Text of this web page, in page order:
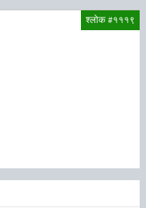
श्लोक #१११९